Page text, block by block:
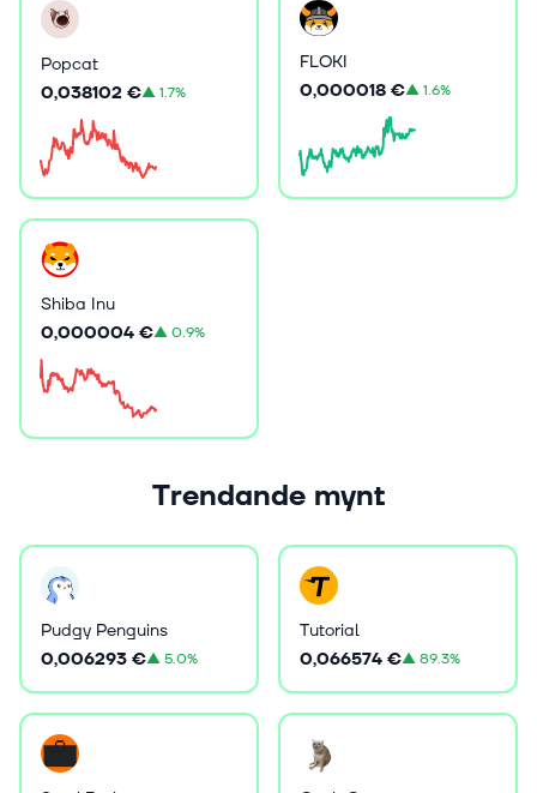
Popcat
0,038102 €▲1.7%
FLOKI
0,000018 €▲1.6%
Shiba Inu
0,000004 €▲0.9%
Trendande mynt
Pudgy Penguins
0,006293 €▲5.0%
Tutorial
0,066574 €▲89.3%